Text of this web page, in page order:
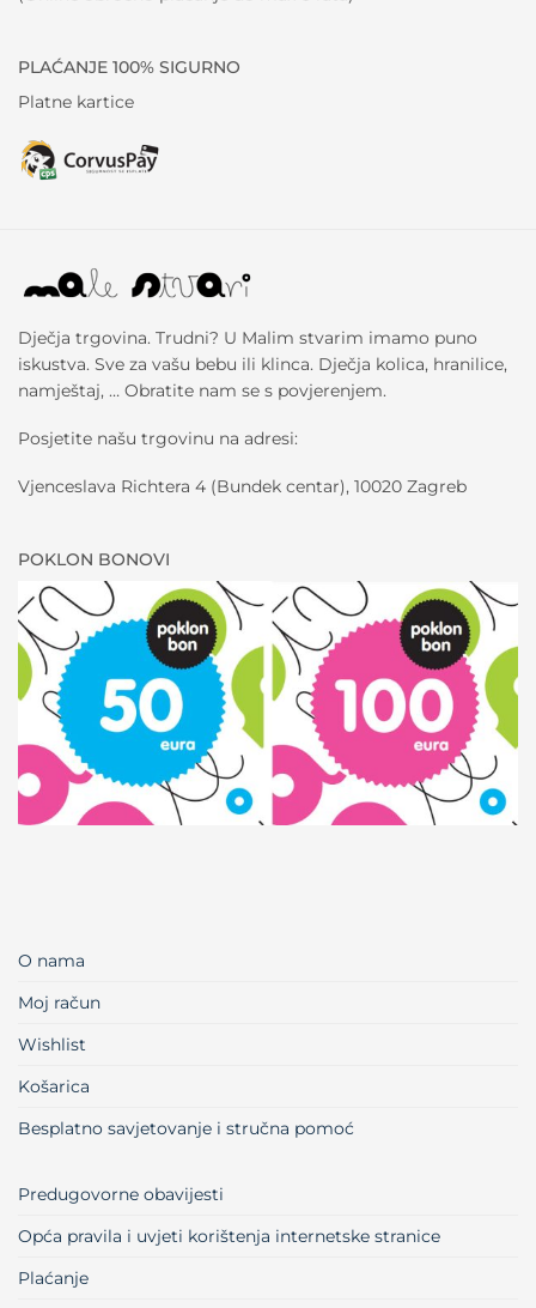
PLAĆANJE 100% SIGURNO
Platne kartice
Dječja trgovina. Trudni? U Malim stvarim imamo puno
iskustva. Sve za vašu bebu ili klinca. Dječja kolica, hranilice,
namještaj, … Obratite nam se s povjerenjem.
Posjetite našu trgovinu na adresi:
Vjenceslava Richtera 4 (Bundek centar), 10020 Zagreb
POKLON BONOVI
O nama
Moj račun
Wishlist
Košarica
Besplatno savjetovanje i stručna pomoć
Predugovorne obavijesti
Opća pravila i uvjeti korištenja internetske stranice
Plaćanje